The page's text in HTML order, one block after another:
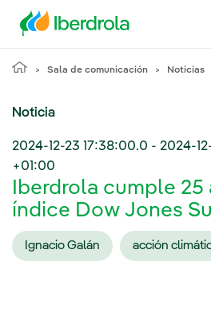
Sala de comunicación Noticias
Noticia
2024-12-23 17:38:00.0 - 2024-
+01:00
Iberdrola cumple 25
índice Dow Jones
Ignacio Galán acción